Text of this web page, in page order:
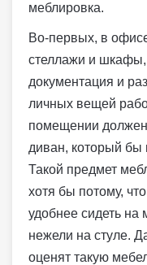
меблировка.
Во-первых, в
стеллажи и шкафы,
документация и
личных вещей
помещении должен
диван, который бы
Такой предмет
хотя бы потому,
удобнее сидеть на
нежели на стуле.
оценят такую